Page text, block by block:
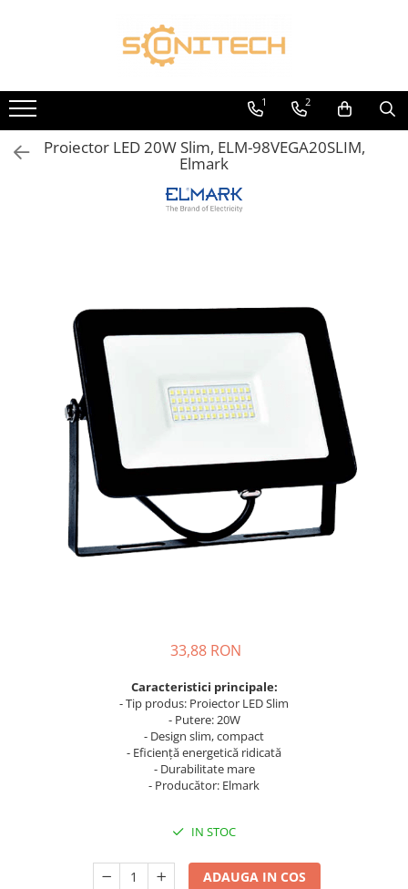
Toate Produsele
FOTOVOLTAICE
Acumulatori
ATS / Comutatoare Transfer
Sisteme de montaj
Sisteme de prindere
Sisteme Fotovoltaice Complete cu
Busbar Șine Conexiuni
Cabluri și accesorii
Jgheab metalic
Papuci CU și AL
Cofrete, dulapuri și doze
Cofrete de plastic și accesorii
Coftere metalice și accesorii
Iluminat de Siguranță
1 2
Proiector LED 20W Slim, ELM-98VEGA20SLIM,
Elmark
33,88 RON
Caracteristici principale:
- Tip produs: Proiector LED Slim
- Putere: 20W
- Design slim, compact
- Eficiență energetică ridicată
- Durabilitate mare
- Producător: Elmark
IN STOC
ADAUGA IN COS